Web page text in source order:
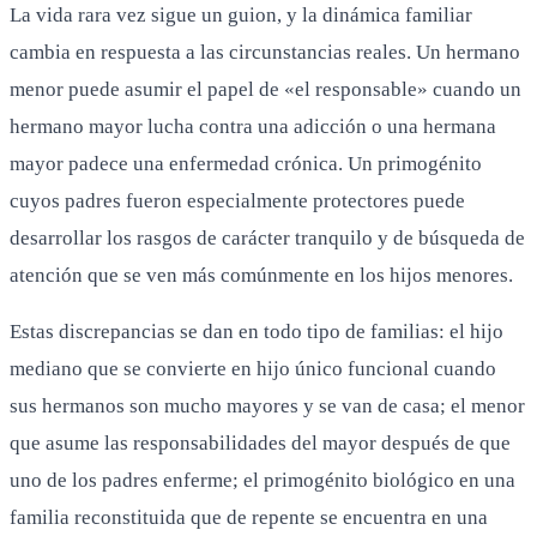
La vida rara vez sigue un guion, y la dinámica familiar
cambia en respuesta a las circunstancias reales. Un hermano
menor puede asumir el papel de «el responsable» cuando un
hermano mayor lucha contra una adicción o una hermana
mayor padece una enfermedad crónica. Un primogénito
cuyos padres fueron especialmente protectores puede
desarrollar los rasgos de carácter tranquilo y de búsqueda de
atención que se ven más comúnmente en los hijos menores.
Estas discrepancias se dan en todo tipo de familias: el hijo
mediano que se convierte en hijo único funcional cuando
sus hermanos son mucho mayores y se van de casa; el menor
que asume las responsabilidades del mayor después de que
uno de los padres enferme; el primogénito biológico en una
familia reconstituida que de repente se encuentra en una